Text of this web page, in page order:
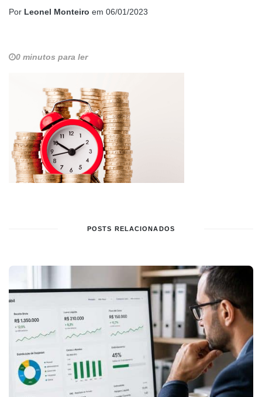
Por Leonel Monteiro em 06/01/2023
0 minutos para ler
POSTS RELACIONADOS